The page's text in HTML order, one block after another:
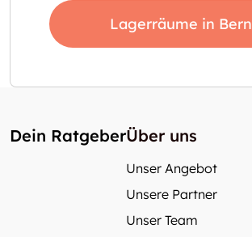
Lagerräume in Bern
Dein RatgeberÜber uns
Unser Angebot
Unsere Partner
Unser Team